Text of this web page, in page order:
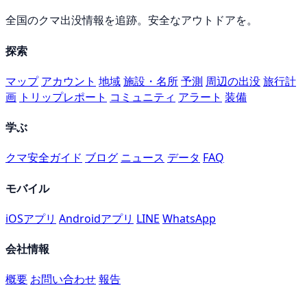
全国のクマ出没情報を追跡。安全なアウトドアを。
探索
マップ アカウント 地域施設・名所予測 周辺の出没旅行計
画 トリップレポート コミュニティ アラート 装備
学ぶ
クマ安全ガイド ブログ ニュース データ FAQ
モバイル
iOSアプリ Androidアプリ LINE WhatsApp
会社情報
概要 お問い合わせ報告